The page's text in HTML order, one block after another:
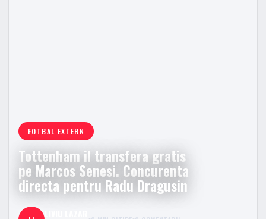
FOTBAL EXTERN
Tottenham il transfera gratis
pe Marcos Senesi. Concurenta
directa pentru Radu Dragusin